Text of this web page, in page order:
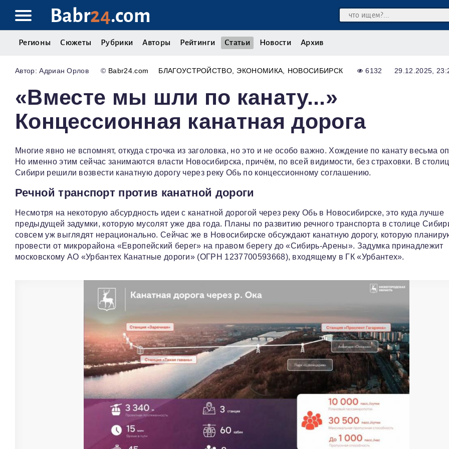
Babr24.com
Регионы Сюжеты Рубрики Авторы Рейтинги Статьи Новости Архив
Адриан Орлов © Babr24.com БЛАГОУСТРОЙСТВО ЭКОНОМИКА НОВОСИБИРСК 6132 29.12.2025,
«Вместе мы шли по канату...»
Концессионная канатная дорога
Многие явно не вспомнят, откуда строчка из заголовка, но это и не особо важно. Хождение по канату весьма
Но именно этим сейчас занимаются власти Новосибирска, причём, по всей видимости, без страховки. В
Сибири решили возвести канатную дорогу через реку Обь по концессионному соглашению.
Речной транспорт против канатной дороги
Несмотря на некоторую абсурдность идеи с канатной дорогой через реку Обь в Новосибирске, это куда лучше
предыдущей задумки, которую мусолят уже два года. Планы по развитию речного транспорта в столице
совсем уж выглядят нерационально. Сейчас же в Новосибирске обсуждают канатную дорогу, которую
провести от микрорайона «Европейский берег» на правом берегу до «Сибирь-Арены». Задумка принадлежит
московскому АО «Урбантех Канатные дороги» (ОГРН 1237700593668), входящему в ГК «Урбантех».